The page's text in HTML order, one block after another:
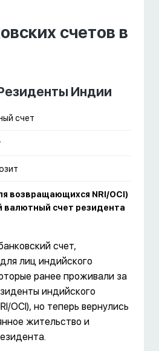
счетов в
Индии
счет
возвращающихся NRI/OCI)
валютный счет резидента
счет,
лиц индийского
ранее проживали за
индийского
OCI), но теперь вернулись
жительство и